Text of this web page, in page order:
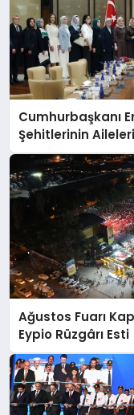
Cumhurbaşkanı
Şehitlerinin
Ağustos Fuarı
Eypio Rüzgârı Esti